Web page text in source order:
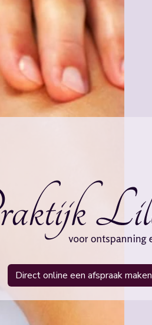
Direct online een afspraak maken